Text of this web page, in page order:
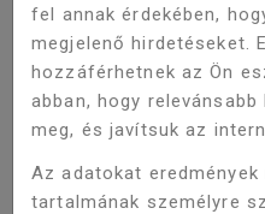
Akció! -5%
fel annak érdekében,
megjelenő hirdetéseket.
hozzáférhetnek az Ön
abban, hogy
meg, és javítsuk az
Az adatokat
tartalmának személyre